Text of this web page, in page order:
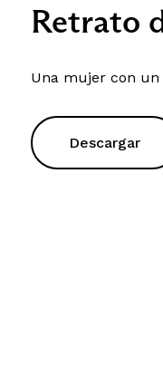
Retrato
Una mujer con un
Descargar